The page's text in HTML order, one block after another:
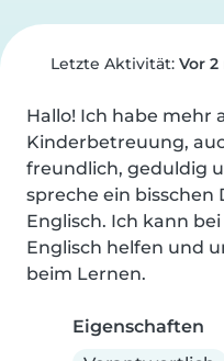
Letzte Aktivität: Vor
Hallo! Ich habe mehr
Kinderbetreuung,
freundlich, geduldig
spreche ein
Englisch. Ich kann
Englisch helfen und
beim Lernen.
Eigenschaften